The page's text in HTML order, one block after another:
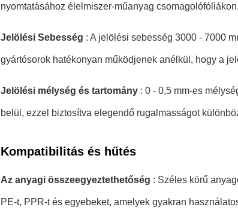
nyomtatásához élelmiszer-műanyag csomagolófóliákon.
Jelölési Sebesség : A jelölési sebesség 3000 - 7000
gyártósorok hatékonyan működjenek anélkül, hogy a
Jelölési mélység és tartomány : 0 - 0,5 mm-es
belül, ezzel biztosítva elegendő rugalmasságot
Kompatibilitás és hűtés
Az anyagi összeegyeztethetőség : Széles körű
PE-t, PPR-t és egyebeket, amelyek gyakran